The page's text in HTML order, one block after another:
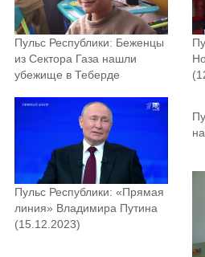
Пульс Республики: Беженцы
из Сектора Газа нашли
убежище в Теберде
Пульс Республики: «Прямая
линия» Владимира Путина
(15.12.2023)